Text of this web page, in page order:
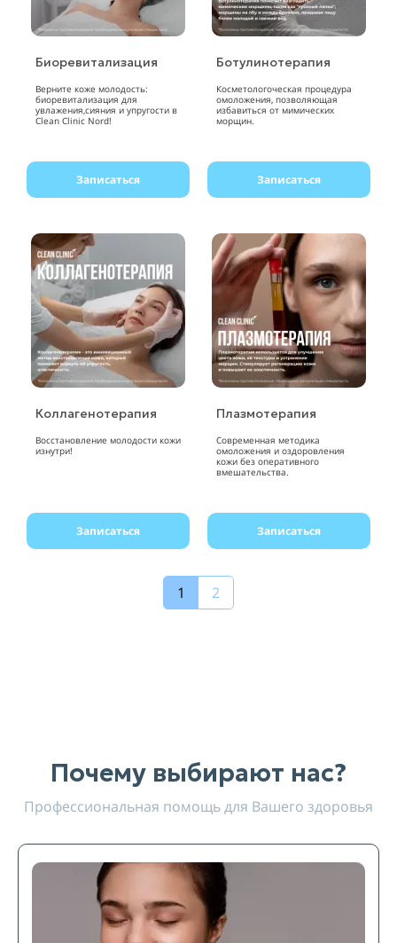
Биоревитализация
Верните коже молодость:
биоревитализация для
увлажения,сияния и упругости в
Clean Clinic Nord!
Записаться
Ботулинотерапия
Косметологоческая процедура
омоложения, позволяющая
избавиться от мимических
морщин.
Записаться
Коллагенотерапия
Восстановление молодости кожи
изнутри!
Записаться
Плазмотерапия
Современная методика
омоложения и оздоровления
кожи без оперативного
вмешательства.
Записаться
1 2
Почему выбирают нас?
Профессиональная помощь для Вашего здоровья